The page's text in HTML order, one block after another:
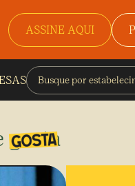
ASSINE AQUI
gosta